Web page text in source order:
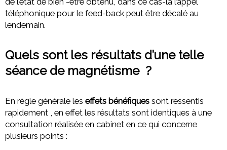
téléphonique pour le feed-back peut être décalé au
lendemain.
Quels sont les résultats d’une telle
séance de magnétisme ?
En règle générale les effets bénéfiques sont ressentis
rapidement , en effet les résultats sont identiques à une
consultation réalisée en cabinet en ce qui concerne
plusieurs points :